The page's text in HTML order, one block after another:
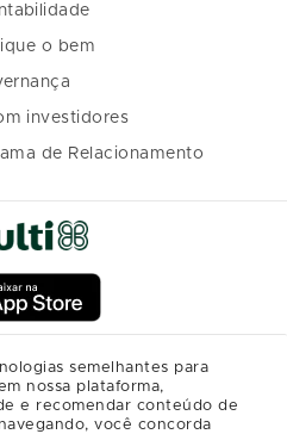
o bem
investidores
de Relacionamento
semelhantes para
nossa plataforma,
e recomendar conteúdo de
você concorda